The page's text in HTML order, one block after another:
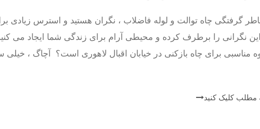
گرفتگی چاه توالت و لوله فاضلاب ، نگران هستید و استرس زیادی
نگرانی را برطرف کرده و محیطی آرام برای زندگی شما ایجاد می
مناسبی برای چاه بازکنی در خیابان اقبال لاهوری است؟ آچاگ ، خیلی
مطلب کلیک کنید